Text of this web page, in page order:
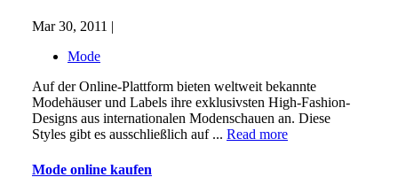
Mar 30, 2011 |
Mode
Auf der Online-Plattform bieten weltweit bekannte
Modehäuser und Labels ihre exklusivsten High-Fashion-
Designs aus internationalen Modenschauen an. Diese
Styles gibt es ausschließlich auf ... Read more
Mode online kaufen